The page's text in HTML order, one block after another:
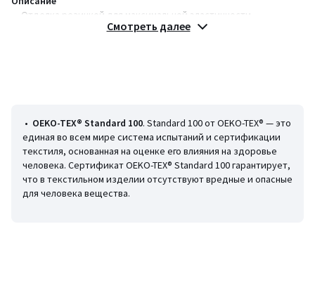
• Отделка резинкой для максимальной эластичности
• Машинная стирка при 30 °С
Цвета Бежевый, Светло-серый
Размеры единый размер
Смотреть далее
• OEKO-TEX® Standard 100. Standard 100 от OEKO-TEX® — это
единая во всем мире система испытаний и сертификации
текстиля, основанная на оценке его влияния на здоровье
человека. Сертификат OEKO-TEX® Standard 100 гарантирует,
что в текстильном изделии отсутствуют вредные и опасные
для человека вещества.